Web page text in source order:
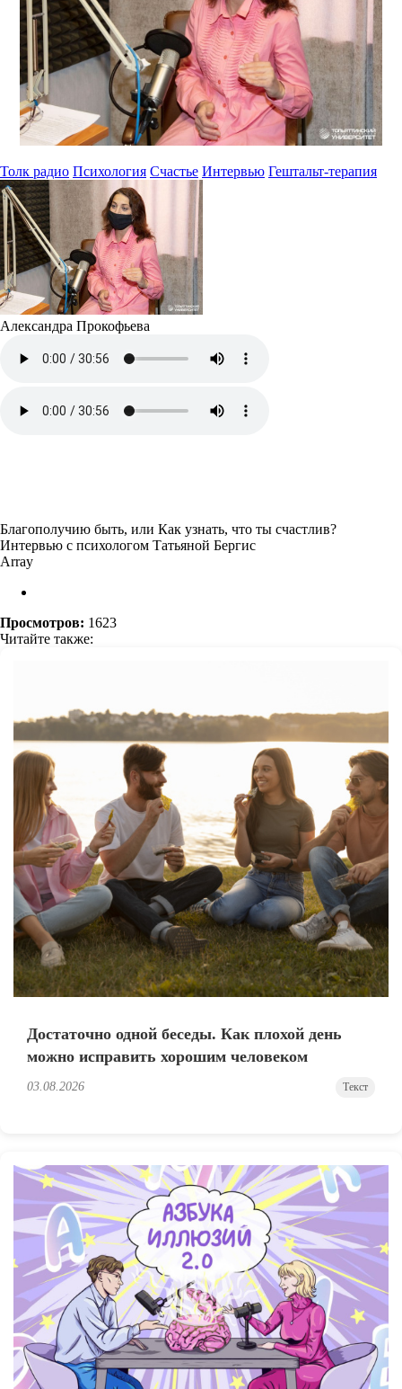
Толк радио Психология Счастье Интервью Гештальт-терапия
Александра Прокофьева
Благополучию быть, или Как узнать, что ты счастлив?
Интервью с психологом Татьяной Бергис
Array
Просмотров: 1623
Читайте также:
Достаточно одной беседы. Как плохой день
можно исправить хорошим человеком
03.08.2026 Текст